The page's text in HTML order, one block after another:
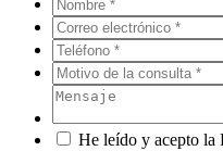
He leído y acepto la